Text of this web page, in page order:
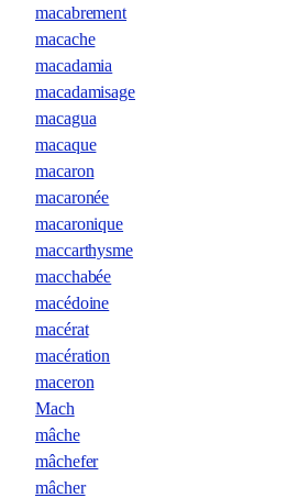
macabrement
macache
macadamia
macadamisage
macagua
macaque
macaron
macaronée
macaronique
maccarthysme
macchabée
macédoine
macérat
macération
maceron
Mach
mâche
mâchefer
mâcher